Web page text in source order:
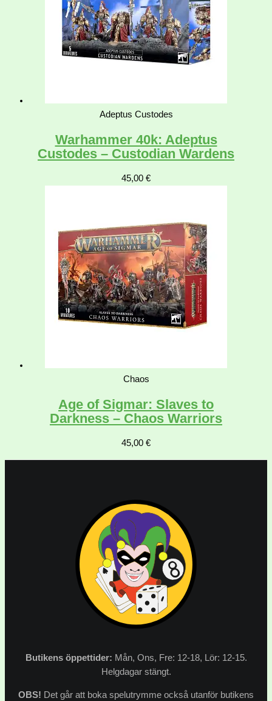
Adeptus Custodes
Warhammer 40k: Adeptus
Custodes – Custodian Wardens
45,00 €
Chaos
Age of Sigmar: Slaves to
Darkness – Chaos Warriors
45,00 €
Butikens öppettider: Mån, Ons, Fre: 12-18, Lör: 12-15.
Helgdagar stängt.
OBS! Det går att boka spelutrymme också utanför butikens